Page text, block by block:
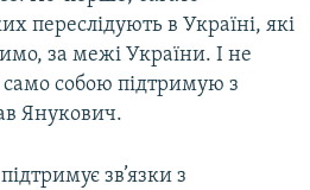
переслідують в Україні, які
за межі України. І не
само собою підтримую з
Янукович.
зв’язки з